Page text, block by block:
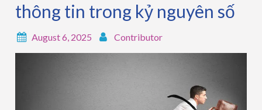
thông tin trong kỷ nguyên số
August 6, 2025 Contributor